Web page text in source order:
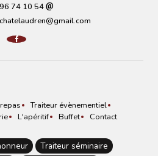
74 10 54
Traiteur évènementiel
L'apéritif Buffet Contact
Traiteur séminaire